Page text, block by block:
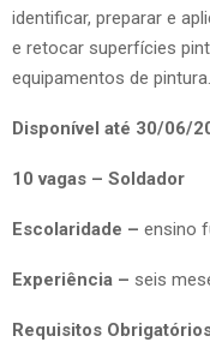
identificar, preparar e
e retocar superfícies
equipamentos de pintura.
Disponível até 30/06/
10 vagas – Soldador
Escolaridade – ensino
Experiência – seis
Requisitos